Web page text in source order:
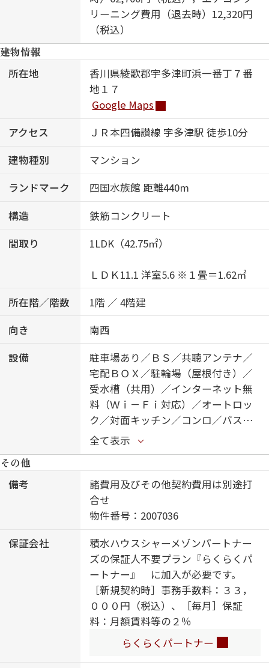
リーニング費用（退去時）12,320円
（税込）
建物情報
所在地
香川県綾歌郡宇多津町浜一番丁７番
地１７
Google Maps
アクセス
ＪＲ本四備讃線 宇多津駅 徒歩10分
建物種別
マンション
ランドマーク
四国水族館 距離440m
構造
鉄筋コンクリート
間取り
1LDK（42.75㎡）
ＬＤＫ11.1 洋室5.6 ※１畳＝1.62㎡
所在階／階数
1階 ／ 4階建
向き
南西
設備
駐車場あり／ＢＳ／共聴アンテナ／
宅配ＢＯＸ／駐輪場（屋根付き）／
受水槽（共用）／インターネット無
料（Ｗｉ－Ｆｉ対応）／オートロッ
ク／対面キッチン／コンロ／バス・
トイレ（セパレイト）／洗面化粧台
／トイレ（温水洗浄便座）／エアコ
ン／火災警報器（煙感知式）／都市
ガス
全て表示
その他
備考
諸費用及びその他契約費用は別途打
合せ
物件番号：2007036
保証会社
積水ハウスシャーメゾンパートナー
ズの保証人不要プラン『らくらくパ
ートナー』 に加入が必要です。
［新規契約時］事務手数料：３３，
０００円（税込）、［毎月］保証
料：月額賃料等の２％
らくらくパートナー